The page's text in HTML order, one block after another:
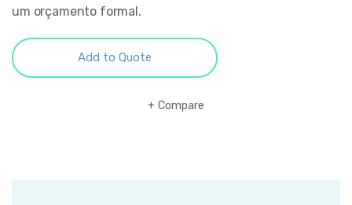
um orçamento formal.
Add to Quote
Compare